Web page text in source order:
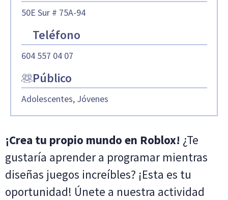
50E Sur # 75A-94
Teléfono
604 557 04 07
Público
Adolescentes, Jóvenes
¡Crea tu propio mundo en Roblox! ¿Te
gustaría aprender a programar mientras
diseñas juegos increíbles? ¡Esta es tu
oportunidad! Únete a nuestra actividad